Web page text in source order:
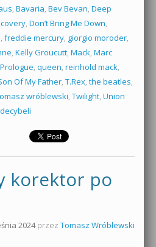
, Bavaria, Bev Bevan, Deep
, Don’t Bring Me Down,
, freddie mercury, giorgio moroder,
, Kelly Groucutt, Mack, Marc
Prologue, queen, reinhold mack,
Of My Father, T.Rex, the beatles,
wróblewski, Twilight, Union
korektor po
2024przez Tomasz Wróblewski